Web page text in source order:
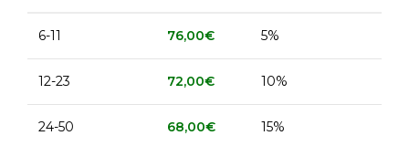
6-11 76,00€ 5%
12-23 72,00€ 10%
24-50 68,00€ 15%